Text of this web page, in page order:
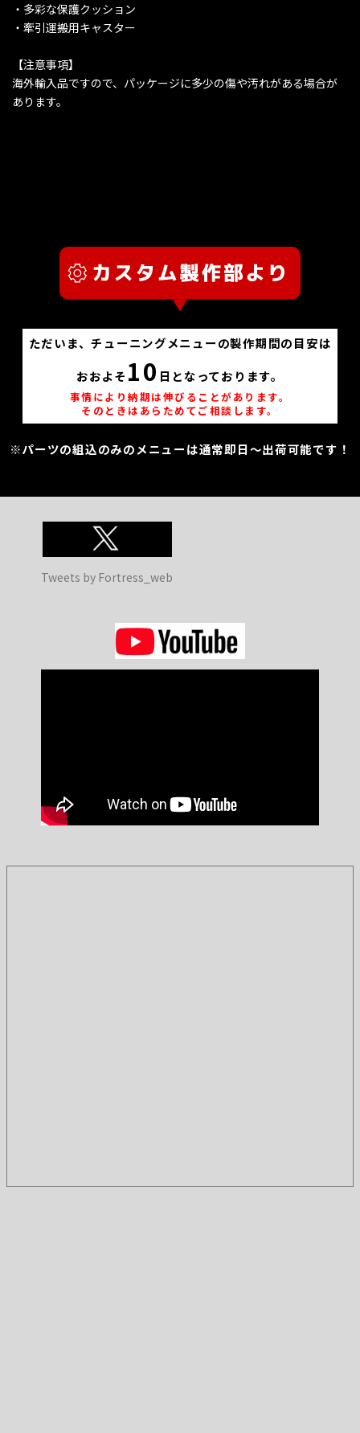
・多彩な保護クッション
・牽引運搬用キャスター
【注意事項】
海外輸入品ですので、パッケージに多少の傷や汚れがある場合が
あります。
ただいま、チューニングメニューの製作期間の目安は
おおよそ 10 日となっております。
事情により納期は伸びることがあります。
そのときはあらためてご相談します。
※パーツの組込のみのメニューは通常即日～出荷可能です！
Tweets by Fortress_web